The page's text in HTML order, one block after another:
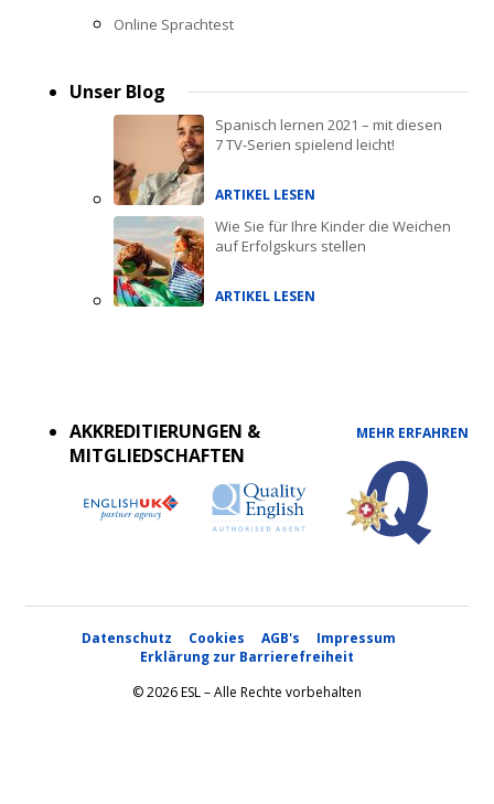
Online Sprachtest
Unser Blog
Spanisch lernen 2021 – mit diesen
7 TV-Serien spielend leicht!
ARTIKEL LESEN
Wie Sie für Ihre Kinder die Weichen
auf Erfolgskurs stellen
ARTIKEL LESEN
AKKREDITIERUNGEN &
MITGLIEDSCHAFTEN
MEHR ERFAHREN
Datenschutz Cookies AGB's
Impressum
Erklärung zur Barrierefreiheit
© 2026 ESL – Alle Rechte vorbehalten